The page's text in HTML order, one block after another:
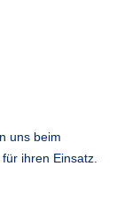
uns beim
ihren Einsatz.